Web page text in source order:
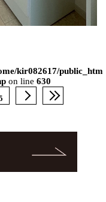
kir082617/public_htm
on line630